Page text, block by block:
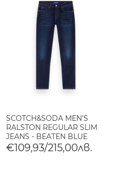
SCOTCH&SODA MEN'S
RALSTON REGULAR SLIM
JEANS - BEATEN BLUE
€109,93/215,00лв.